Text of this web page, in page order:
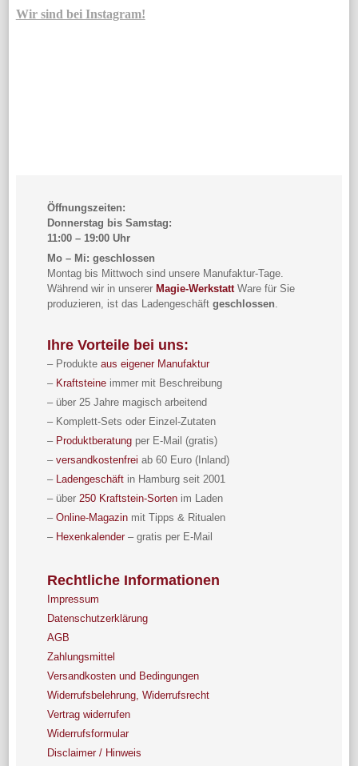
Wir sind bei Instagram!
Öffnungszeiten:
Donnerstag bis Samstag:
11:00 – 19:00 Uhr
Mo – Mi: geschlossen
Montag bis Mittwoch sind unsere Manufaktur-Tage.
Während wir in unsererMagie-WerkstattWare für Sie
produzieren, ist das Ladengeschäft geschlossen.
Ihre Vorteile bei uns:
– Produkte aus eigener Manufaktur
– Kraftsteineimmer mit Beschreibung
– über 25 Jahre magisch arbeitend
– Komplett-Sets oder Einzel-Zutaten
– Produktberatungper E-Mail (gratis)
– versandkostenfrei ab 60 Euro (Inland)
– Ladengeschäftin Hamburg seit 2001
– über 250 Kraftstein-Sortenim Laden
– Online-Magazinmit Tipps & Ritualen
– Hexenkalender – gratis per E-Mail
Rechtliche Informationen
Impressum
Datenschutzerklärung
AGB
Zahlungsmittel
Versandkosten und Bedingungen
Widerrufsbelehrung, Widerrufsrecht
Vertrag widerrufen
Widerrufsformular
Disclaimer / Hinweis